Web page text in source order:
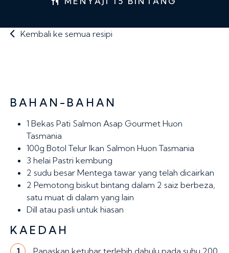
Kembali ke semua resipi
BAHAN-BAHAN
1 Bekas Pati Salmon Asap Gourmet Huon
Tasmania
100g Botol Telur Ikan Salmon Huon Tasmania
3 helai Pastri kembung
2 sudu besar Mentega tawar yang telah dicairkan
2 Pemotong biskut bintang dalam 2 saiz berbeza,
satu muat di dalam yang lain
Dill atau pasli untuk hiasan
KAEDAH
1
Panaskan ketuhar terlebih dahulu pada suhu 200